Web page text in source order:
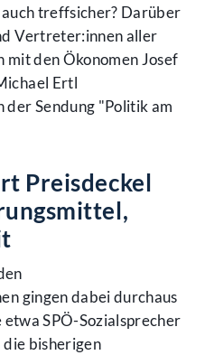
auch treffsicher? Darüber
Vertreter:innen aller
den Ökonomen Josef
Ertl
Sendung "Politik am
Preisdeckel
gingen dabei durchaus
SPÖ-Sozialsprecher
die bisherigen